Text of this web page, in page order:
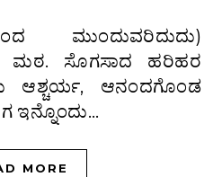
ಮಠ. ಸೊಗಸಾದ ಹರಿಹರ
ಆಶ್ಚರ್ಯ, ಆನಂದಗೊಂಡ
MORE